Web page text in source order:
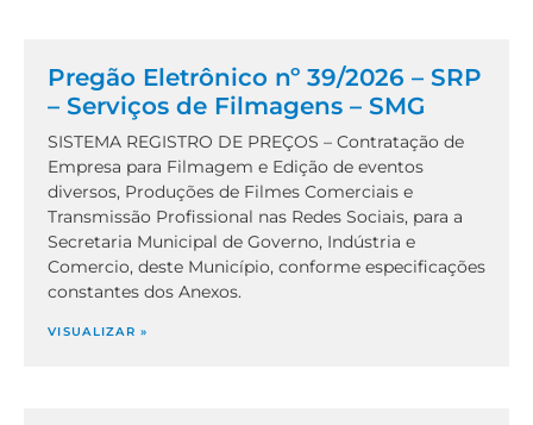
Pregão Eletrônico nº 39/2026 – SRP
– Serviços de Filmagens – SMG
SISTEMA REGISTRO DE PREÇOS – Contratação de
Empresa para Filmagem e Edição de eventos
diversos, Produções de Filmes Comerciais e
Transmissão Profissional nas Redes Sociais, para a
Secretaria Municipal de Governo, Indústria e
Comercio, deste Município, conforme especificações
constantes dos Anexos.
VISUALIZAR »